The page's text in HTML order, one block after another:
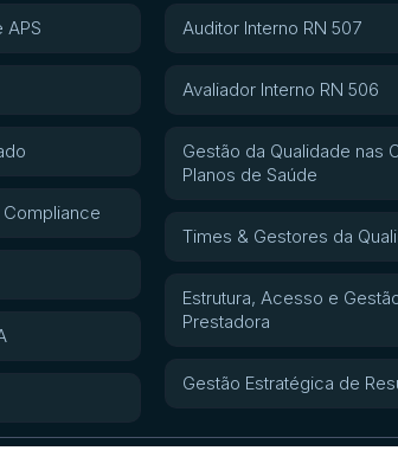
APS Auditor Interno RN 507
Avaliador Interno RN 506
Gestão da Qualidade nas
Planos de Saúde
Times & Gestores da
Estrutura, Acesso e
Prestadora
Gestão Estratégica de